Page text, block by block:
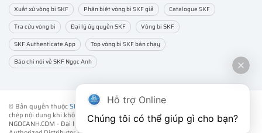
Xuất xứ vòng bi SKF
Phân biệt vòng bi SKF giả
Catalogue SKF
Tra cứu vòng bi
Đại lý ủy quyền SKF
Vòng bi SKF
SKF Authenticate App
Top vòng bi SKF bán chạy
Báo chí nói về SKF Ngọc Anh
© Bản quyền thuộcSKF NGỌC ANH. ® All rights reserved - Vui lòng không sao
chép nội dung khi không được sự đồng ý của chúng tôi.
NGOCANH.COM - Đại lý ủy quyền vòng bi bạc đạn SKF chính hãng -SKF
Hỗ trợ Online
Chúng tôi có thể giúp gì cho bạn?